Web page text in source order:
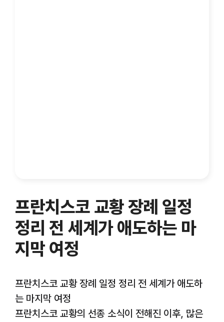
프란치스코 교황 장례 일정
정리 전 세계가 애도하는 마
지막 여정
프란치스코 교황 장례 일정 정리 전 세계가 애도하
는 마지막 여정
프란치스코 교황의 선종 소식이 전해진 이후, 많은